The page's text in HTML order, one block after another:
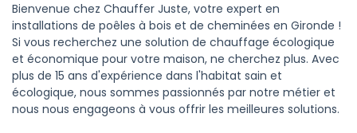
Bienvenue chez Chauffer Juste, votre expert en
installations de poêles à bois et de cheminées en Gironde !
Si vous recherchez une solution de chauffage écologique
et économique pour votre maison, ne cherchez plus. Avec
plus de 15 ans d'expérience dans l'habitat sain et
écologique, nous sommes passionnés par notre métier et
nous nous engageons à vous offrir les meilleures solutions.